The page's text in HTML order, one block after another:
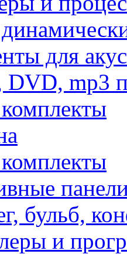
для
mp3
бульб,
и